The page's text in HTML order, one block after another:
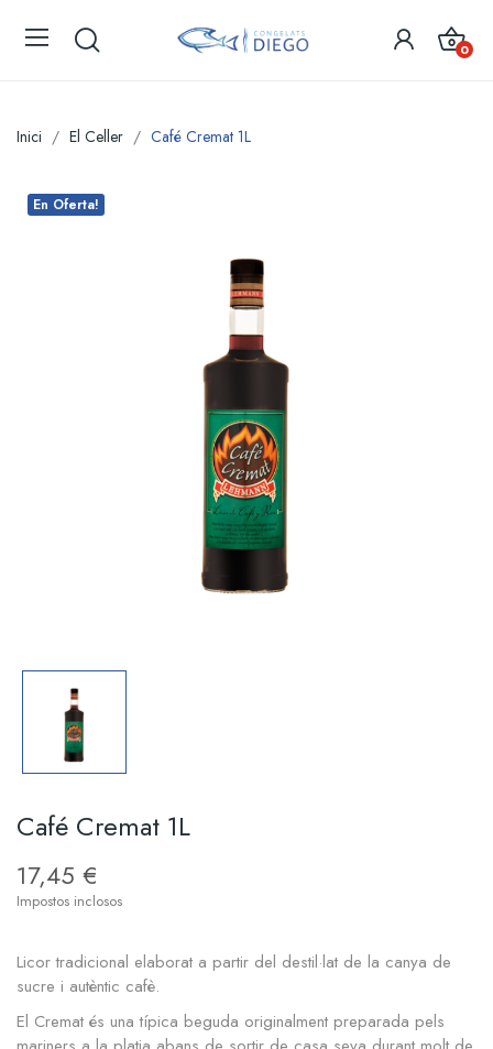
0
Inici El Celler Café Cremat 1L
En Oferta!
Café Cremat 1L
17,45 €
Impostos inclosos
Licor tradicional elaborat a partir del destil·lat de la canya de
sucre i autèntic cafè.
El Cremat és una típica beguda originalment preparada pels